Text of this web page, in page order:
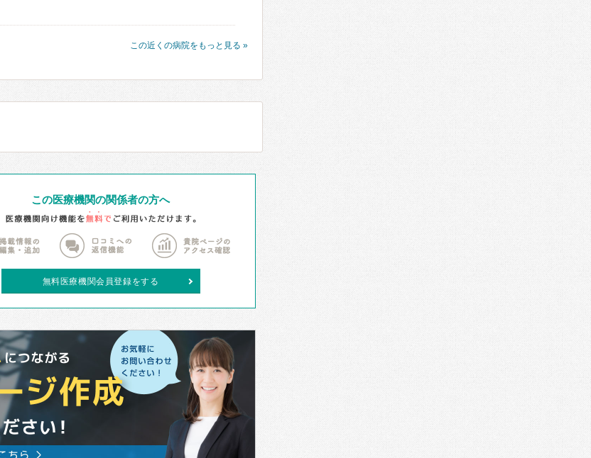
この近くの病院をもっと見る »
この医療機関の関係者の方へ
無料医療機関会員登録をする